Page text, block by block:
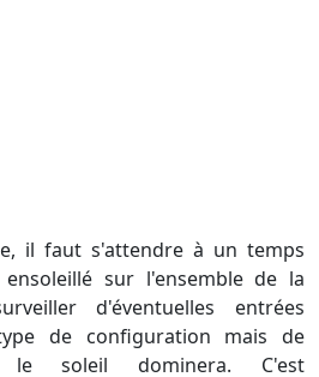
sur l'ensemble de la
d'éventuelles entrées
de configuration mais de
le soleil dominera. C'est